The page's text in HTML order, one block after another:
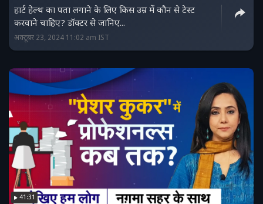
हार्ट हेल्थ का पता लगाने के लिए किस उम्र में कौन से टेस्ट
करवाने चाहिए? डॉक्टर से जानिए...
अक्टूबर 23, 2024 11:02 am IST
41:31